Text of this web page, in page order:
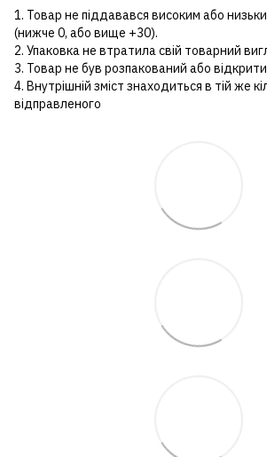
1. Товар не піддавався високим або
(нижче 0, або вище +30).
2. Упаковка не втратила свій товарний
3. Товар не був розпакований або
4. Внутрішній зміст знаходиться в тій же
відправленого